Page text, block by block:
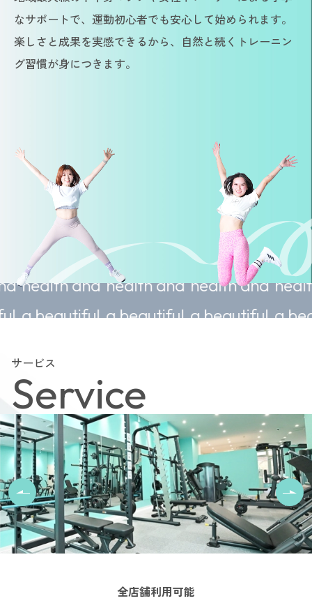
なサポートで、運動初心者でも安心して始められます。
楽しさと成果を実感できるから、自然と続くトレーニン
グ習慣が身につきます。
and
Sustainable
health and
a beautiful
Sustainable
health and
a beautiful
Sustainable
health and
a beautiful a
サービス
Service
全店舗利用可能